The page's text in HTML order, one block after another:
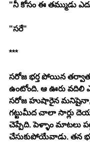
"నీ కోసం ఈ తమ్ముడు
"సరే"
***
సరోజ భర్త పోయిన
ఉంటోంది. ఆ ఊరు వదిలి
సరోజ హుషారైన
గట్టుమీద చాలా సార్లు
చెప్పేది. పెళ్ళాం మాటలు
చేసుకుపోయేవాడు. తన